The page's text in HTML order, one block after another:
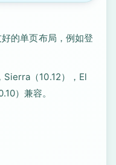
的单页布局，例如登
（10.12），El
）兼容。